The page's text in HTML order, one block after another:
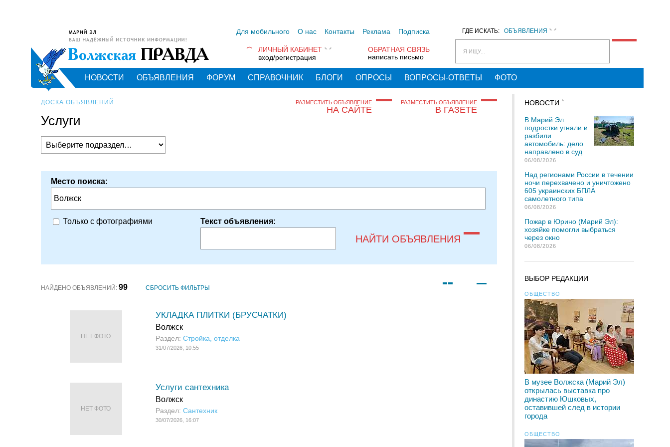
ГДЕ ИСКАТЬ: ОБЪЯВЛЕНИЯ
Я ИЩУ...
Для мобильного О нас Контакты Реклама Подписка
ОБРАТНАЯ СВЯЗЬ
написать письмо
ЛИЧНЫЙ КАБИНЕТ
вход/регистрация
НОВОСТИ ОБЪЯВЛЕНИЯ ФОРУМ СПРАВОЧНИК БЛОГИ ОПРОСЫ ВОПРОСЫ-ОТВЕТЫ ФОТО
РАЗМЕСТИТЬ ОБЪЯВЛЕНИЕ
НА САЙТЕ
РАЗМЕСТИТЬ ОБЪЯВЛЕНИЕ
В ГАЗЕТЕ
ДОСКА ОБЪЯВЛЕНИЙ
Услуги
Место поиска:
Волжск
Только с фотографиями Текст объявления:
НАЙТИ ОБЪЯВЛЕНИЯ
НАЙДЕНО ОБЪЯВЛЕНИЙ: 99 СБРОСИТЬ ФИЛЬТРЫ
НЕТ ФОТО
УКЛАДКА ПЛИТКИ (БРУСЧАТКИ)
Волжск
Раздел: Стройка, отделка
31/07/2026, 10:55
НЕТ ФОТО
Услуги сантехника
Волжск
Раздел: Сантехник
30/07/2026, 16:07
НОВОСТИ
В Марий Эл
подростки угнали и
разбили
автомобиль: дело
направлено в суд
06/08/2026
Над регионами России в течении
ночи перехвачено и уничтожено
605 украинских БПЛА
самолетного типа
06/08/2026
Пожар в Юрино (Марий Эл):
хозяйке помогли выбраться
через окно
06/08/2026
ВЫБОР РЕДАКЦИИ
ОБЩЕСТВО
В музее Волжска (Марий Эл)
открылась выставка про
династию Юшковых,
оставившей след в истории
города
ОБЩЕСТВО